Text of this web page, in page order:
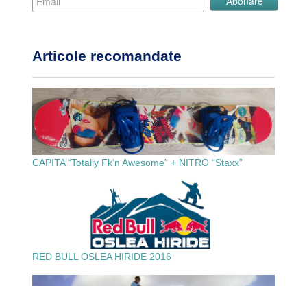
Articole recomandate
CAPITA “Totally Fk’n Awesome” + NITRO “Staxx”
RED BULL OSLEA HIRIDE 2016